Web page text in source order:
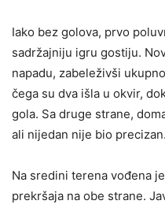
Iako bez golova, prvo
sadržajniju igru gostiju.
napadu, zabeleživši
čega su dva išla u okvir,
gola. Sa druge strane,
ali nijedan nije bio precizan.
Na sredini terena vođena
prekršaja na obe strane.